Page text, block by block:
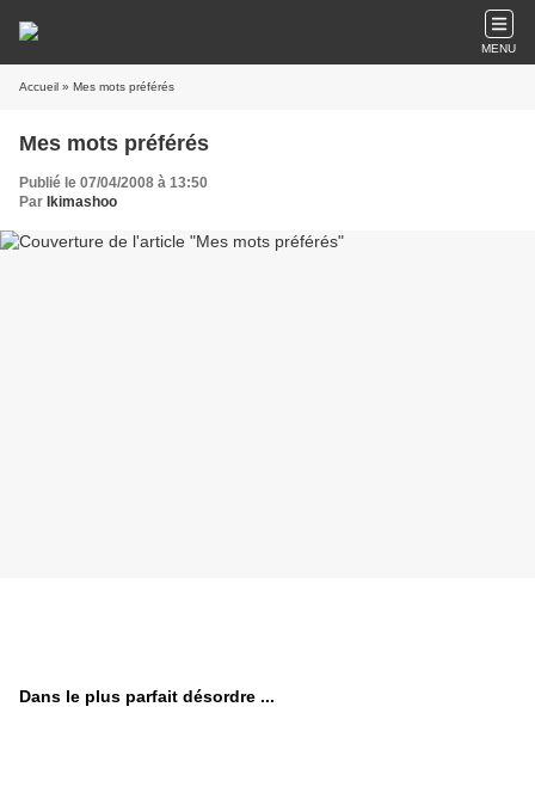
MENU
Accueil » Mes mots préférés
Mes mots préférés
Publié le 07/04/2008 à 13:50
Par Ikimashoo
Dans le plus parfait désordre ...